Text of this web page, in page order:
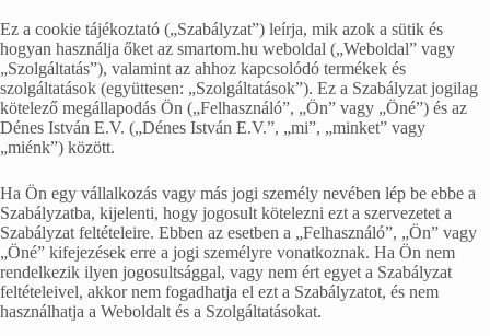
Ez a cookie tájékoztató („Szabályzat”) leírja, mik azok a sütik és
hogyan használja őket az smartom.hu weboldal („Weboldal” vagy
„Szolgáltatás”), valamint az ahhoz kapcsolódó termékek és
szolgáltatások (együttesen: „Szolgáltatások”). Ez a Szabályzat jogilag
kötelező megállapodás Ön („Felhasználó”, „Ön” vagy „Öné”) és az
Dénes István E.V. („Dénes István E.V.”, „mi”, „minket” vagy
„miénk”) között.
Ha Ön egy vállalkozás vagy más jogi személy nevében lép be ebbe a
Szabályzatba, kijelenti, hogy jogosult kötelezni ezt a szervezetet a
Szabályzat feltételeire. Ebben az esetben a „Felhasználó”, „Ön” vagy
„Öné” kifejezések erre a jogi személyre vonatkoznak. Ha Ön nem
rendelkezik ilyen jogosultsággal, vagy nem ért egyet a Szabályzat
feltételeivel, akkor nem fogadhatja el ezt a Szabályzatot, és nem
használhatja a Weboldalt és a Szolgáltatásokat.